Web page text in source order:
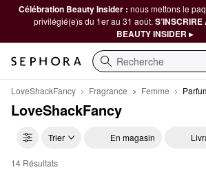
Célébration Beauty Insider : nous mettons le
privilégié(e)s du 1er au 31 août.
BEAUTY INSIDER ▸
Recherche
LoveShackFancy Fragrance Femme
LoveShackFancy
Trier En magasin
LoveShackFancy Parfum
14 Résultats